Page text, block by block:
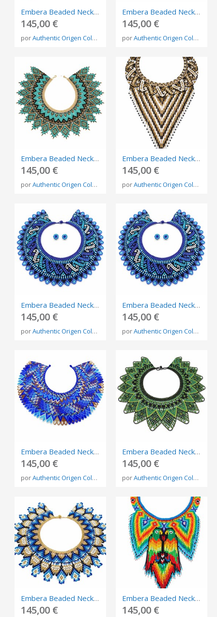
Embera Beaded Necklace – Handmade Indigenous Jewelry from Colombia
145,00 €
porAuthentic Origen Colombia
Embera Beaded Necklace – Handmade Indigenous Jewelry from Colombia
145,00 €
porAuthentic Origen Colombia
Embera Beaded Necklace – Handmade Indigenous Jewelry from Colombia
145,00 €
porAuthentic Origen Colombia
Embera Beaded Necklace – Handmade Indigenous Jewelry from Colombia
145,00 €
porAuthentic Origen Colombia
Embera Beaded Necklace – Handmade Indigenous Jewelry from Colombia
145,00 €
porAuthentic Origen Colombia
Embera Beaded Necklace – Handmade Indigenous Jewelry from Colombia
145,00 €
porAuthentic Origen Colombia
Embera Beaded Necklace – Handmade Indigenous Jewelry from Colombia
145,00 €
porAuthentic Origen Colombia
Embera Beaded Necklace – Handmade Indigenous Jewelry from Colombia
145,00 €
porAuthentic Origen Colombia
Embera Beaded Necklace – Handmade Indigenous Jewelry from Colombia
145,00 €
Embera Beaded Necklace – Handmade Indigenous Jewelry from Colombia
145,00 €